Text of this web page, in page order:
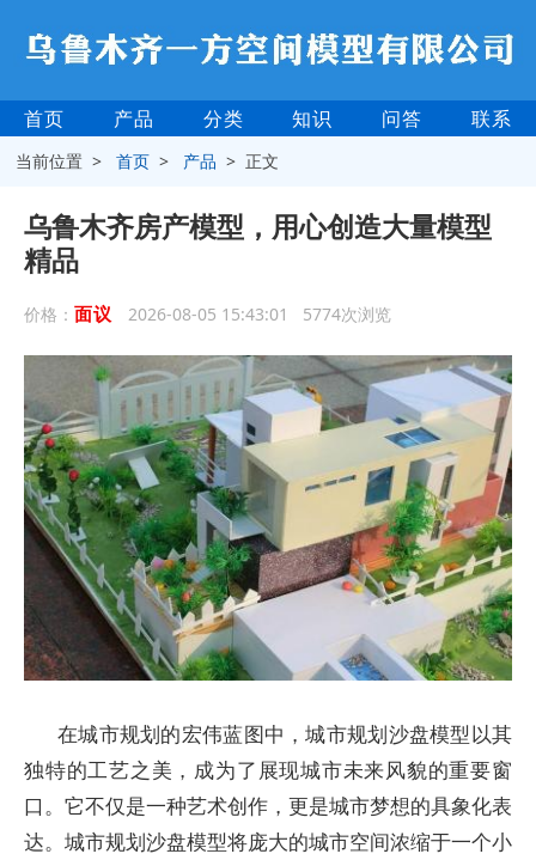
首页 产品 分类 知识 问答 联系
当前位置 >首页 > 产品 > 正文
乌鲁木齐房产模型，用心创造大量模型
精品
价格： 面议 2026-08-05 15:43:01 5774次浏览
在城市规划的宏伟蓝图中，城市规划沙盘模型以其
独特的工艺之美，成为了展现城市未来风貌的重要窗
口。它不仅是一种艺术创作，更是城市梦想的具象化表
达。城市规划沙盘模型将庞大的城市空间浓缩于一个小